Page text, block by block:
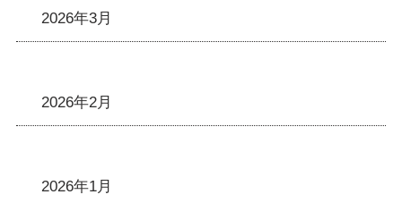
2026年3月
2026年2月
2026年1月